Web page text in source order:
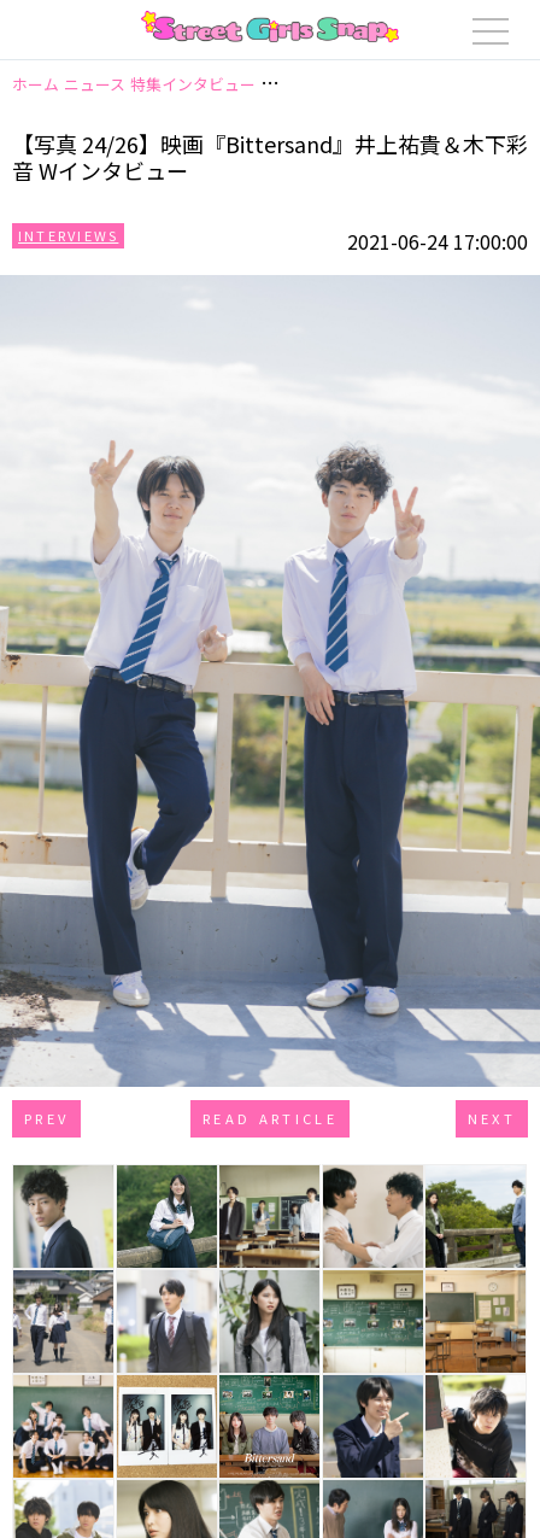
ホーム ニュース 特集インタビュー 【写真 24/26】映画『Bittersand』井
【写真 24/26】映画『Bittersand』井上祐貴＆木下彩
音 Wインタビュー
INTERVIEWS 2021-06-24 17:00:00
PREV READ ARTICLE NEXT